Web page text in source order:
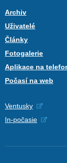
Archiv
Uživatelé
Články
Fotogalerie
Aplikace na
Počasí na web
Ventusky
In-počasie